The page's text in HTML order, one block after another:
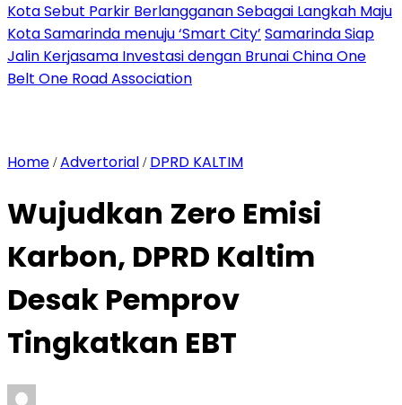
Kota Sebut Parkir Berlangganan Sebagai Langkah Maju
Kota Samarinda menuju ‘Smart City’ Samarinda Siap
Jalin Kerjasama Investasi dengan Brunai China One
Belt One Road Association
Home /Advertorial / DPRD KALTIM
Wujudkan Zero Emisi
Karbon, DPRD Kaltim
Desak Pemprov
Tingkatkan EBT